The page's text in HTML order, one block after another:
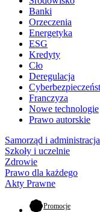
Banki
Orzeczenia
Energetyka
ESG
Kredyty
Cło
Deregulacja
Franczyza
Nowe technologie
Prawo autorskie
Samorząd i administracja
Szkoły i uczelnie
Zdrowie
Prawo dla każdego
Akty Prawne
Promocje- otwiera